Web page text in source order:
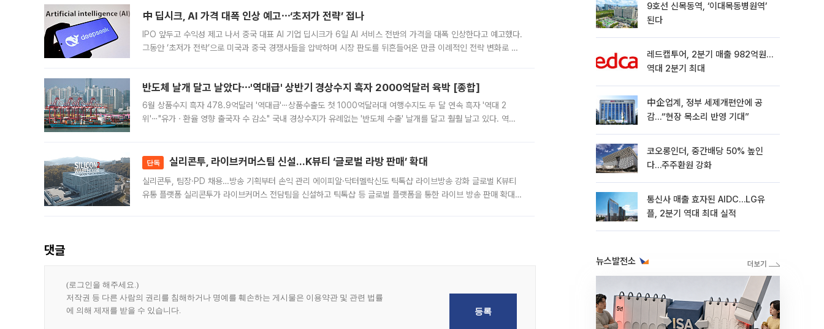
中 딥시크, AI 가격 대폭 인상 예고⋯‘초저가 전략’ 접나
IPO 앞두고 수익성 제고 나서 중국 대표 AI 기업 딥시크가 6일 AI 서비스 전반의 가격을 대폭 인상한다고 예고했다.
그동안 ‘초저가 전략’으로 미국과 중국 경쟁사들을 압박하며 시장 판도를 뒤흔들어온 만큼 이례적인 전략 변화로 평
반도체 날개 달고 날았다⋯'역대급' 상반기 경상수지 흑자 2000억달러 육박 [종합]
6월 상품수지 흑자 478.9억달러 '역대급'⋯상품수출도 첫 1000억달러대 여행수지도 두 달 연속 흑자 '역대 2
위'⋯"유가ㆍ환율 영향 출국자 수 감소" 국내 경상수지가 유례없는 '반도체 수출' 날개를 달고 훨훨 날고 있다. 역대
단독 실리콘투, 라이브커머스팀 신설…K뷰티 ‘글로벌 라방 판매’ 확대
실리콘투, 팀장·PD 채용…방송 기획부터 손익 관리 에이피알·닥터멜락신도 틱톡샵 라이브방송 강화 글로벌 K뷰티
유통 플랫폼 실리콘투가 라이브커머스 전담팀을 신설하고 틱톡샵 등 글로벌 플랫폼을 통한 라이브 방송 판매 확대에
댓글
9호선 신목동역, ‘이대목동병원역’
된다
레드캡투어, 2분기 매출 982억원…
역대 2분기 최대
中企업계, 정부 세제개편안에 공
감…“현장 목소리 반영 기대”
코오롱인더, 중간배당 50% 높인
다…주주환원 강화
통신사 매출 효자된 AIDC…LG유
플, 2분기 역대 최대 실적
뉴스발전소